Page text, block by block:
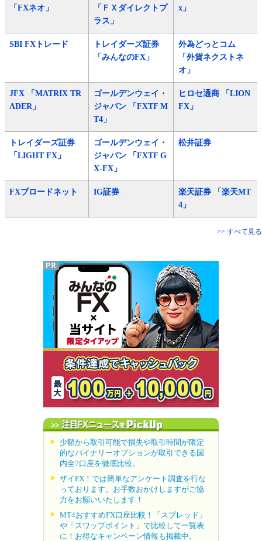
「FXネオ」
「ＦＸダイレクトプ
ラス」
x」
SBI FXトレード
トレイダーズ証券
「みんなのFX」
外為どっとコム
「外貨ネクストネ
オ」
JFX 「MATRIX TR
ADER」
ゴールデンウェイ・
ジャパン 「FXTF M
T4」
ヒロセ通商 「LION
FX」
トレイダーズ証券
「LIGHT FX」
ゴールデンウェイ・
ジャパン 「FXTF G
X-FX」
松井証券
FXブロードネット IG証券
楽天証券 「楽天MT
4」
>> すべて見る
少額から取引可能で損失や取引時間が限定
的なバイナリーオプションが取引できる国
内全7口座を徹底比較。
ザイFX！では簡単なアンケート調査を行な
っております。お手数おかけしますがご協
力をお願いいたします！
MT4おすすめFX口座比較！「スプレッド」
や「スワップポイント」で比較して一覧表
に！お得なキャンペーン情報も掲載中。